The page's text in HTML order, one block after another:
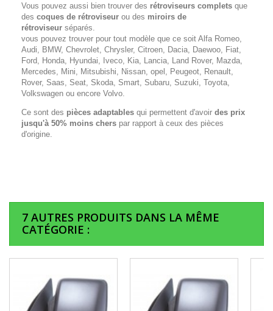
Vous pouvez aussi bien trouver des rétroviseurs complets que
des coques de rétroviseur ou des miroirs de
rétroviseur séparés.
vous pouvez trouver pour tout modèle que ce soit Alfa Romeo,
Audi, BMW, Chevrolet, Chrysler, Citroen, Dacia, Daewoo, Fiat,
Ford, Honda, Hyundai, Iveco, Kia, Lancia, Land Rover, Mazda,
Mercedes, Mini, Mitsubishi, Nissan, opel, Peugeot, Renault,
Rover, Saas, Seat, Skoda, Smart, Subaru, Suzuki, Toyota,
Volkswagen ou encore Volvo.
Ce sont des pièces adaptables qui permettent d'avoir des prix
jusqu'à 50% moins chers par rapport à ceux des pièces
d'origine.
7 AUTRES PRODUITS DANS LA MÊME
CATÉGORIE :